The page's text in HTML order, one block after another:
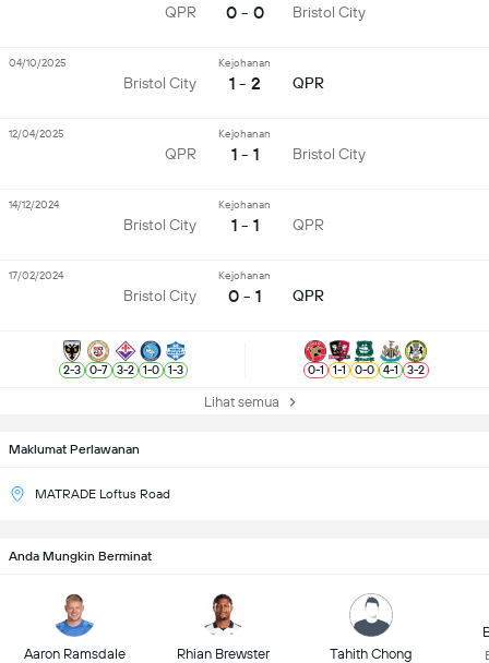
Maklumat Perlawanan
MATRADE Loftus Road
QPR 0 - 0 Bristol City
Bristol City
Kejohanan
1 - 2 QPR
04/10/2025
QPR
Kejohanan
1 - 1 Bristol City
12/04/2025
Bristol City
Kejohanan
1 - 1 QPR
14/12/2024
Bristol City
Kejohanan
0 - 1 QPR
17/02/2024
2-3 0-7 3-2 1-0 1-3 0-1 1-1 0-0 4-1 3-2
Lihat semua
Anda Mungkin Berminat
Aaron Ramsdale Rhian Brewster Tahith Chong